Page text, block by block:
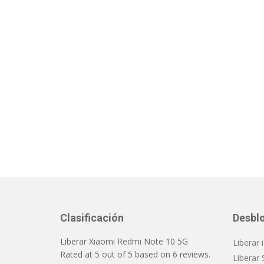
Clasificación
Liberar Xiaomi Redmi Note 10 5G
Rated at 5 out of 5 based on 6 reviews.
Liberar
Liberar